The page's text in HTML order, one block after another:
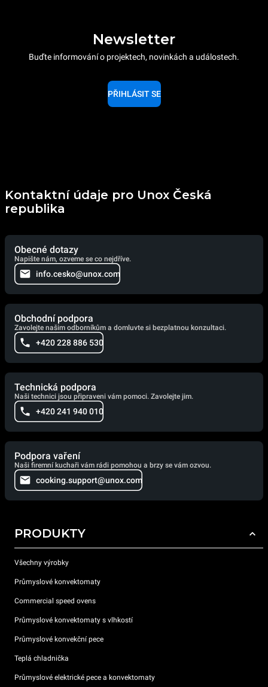
Newsletter
Buďte informování o projektech, novinkách a událostech.
PŘIHLÁSIT SE
Kontaktní údaje pro Unox Česká
republika
Obecné dotazy
Napište nám, ozveme se co nejdříve.
info.cesko@unox.com
Obchodní podpora
Zavolejte našim odborníkům a domluvte si bezplatnou konzultaci.
+420 228 886 530
Technická podpora
Naši technici jsou připraveni vám pomoci. Zavolejte jim.
+420 241 940 010
Podpora vaření
Naši firemní kuchaři vám rádi pomohou a brzy se vám ozvou.
cooking.support@unox.com
PRODUKTY
Všechny výrobky
Průmyslové konvektomaty
Commercial speed ovens
Průmyslové konvektomaty s vlhkostí
Průmyslové konvekční pece
Teplá chladnička
Průmyslové elektrické pece a konvektomaty